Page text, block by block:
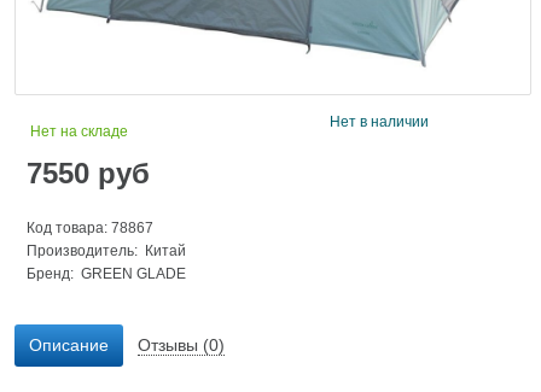
Нет на складе
7550 руб
Код товара: 78867
Производитель: Китай
Бренд: GREEN GLADE
Нет в наличии
Описание Отзывы (0)